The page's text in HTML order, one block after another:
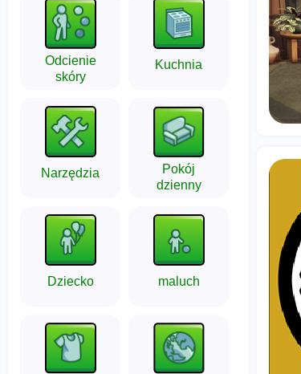
Odcienie
skóry
Kuchnia
Narzędzia
Pokój
dzienny
Dziecko maluch